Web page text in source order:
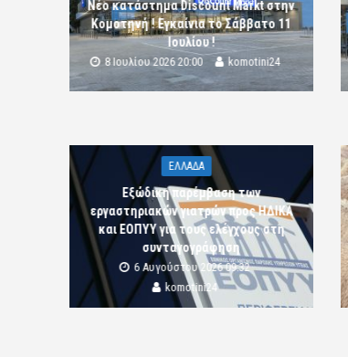
Νέο κατάστημα Discount Markt στην
Κομοτηνή ! Εγκαίνια το Σάββατο 11
Ιουλίου !
8 Ιουλίου 2026 20:00 komotini24
ΕΛΛΑΔΑ
Εξώδικη παρέμβαση των
εργαστηριακών γιατρών προς ΗΔΙΚΑ
και ΕΟΠΥΥ για τους ελέγχους στη
συνταγογράφηση
6 Αυγούστου 2026 09:32
komotini24